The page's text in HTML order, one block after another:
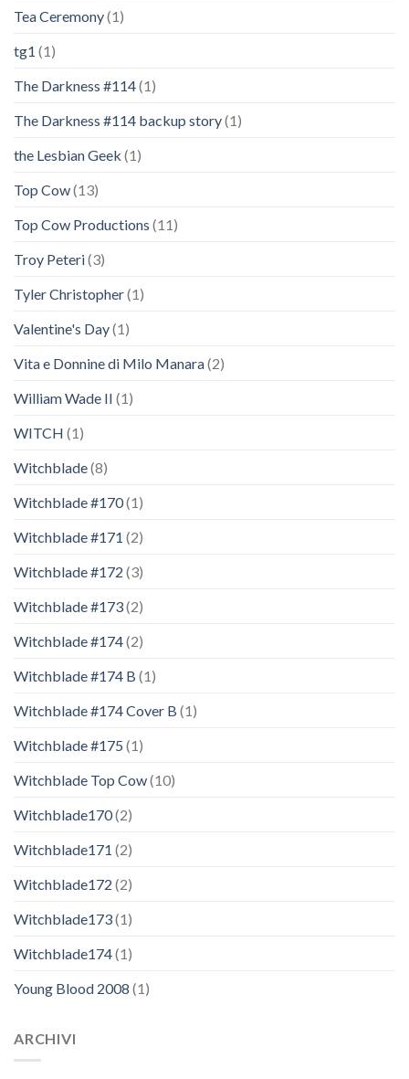
Tea Ceremony(1)
tg1 (1)
The Darkness #114(1)
The Darkness #114 backup story(1)
the Lesbian Geek (1)
Top Cow(13)
Top Cow Productions (11)
Troy Peteri(3)
Tyler Christopher(1)
Valentine's Day(1)
Vita e Donnine di Milo Manara(2)
William Wade II (1)
WITCH (1)
Witchblade(8)
Witchblade #170(1)
Witchblade #171 (2)
Witchblade #172 (3)
Witchblade #173(2)
Witchblade #174(2)
Witchblade #174 B (1)
Witchblade #174 Cover B (1)
Witchblade #175 (1)
Witchblade Top Cow(10)
Witchblade170(2)
Witchblade171 (2)
Witchblade172 (2)
Witchblade173(1)
Witchblade174(1)
Young Blood 2008 (1)
ARCHIVI